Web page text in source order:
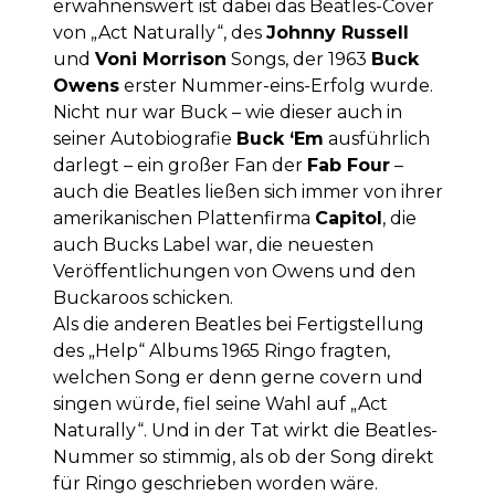
erwähnenswert ist dabei das Beatles-Cover
von „Act Naturally“, des Johnny Russell
und Voni Morrison Songs, der 1963 Buck
Owens erster Nummer-eins-Erfolg wurde.
Nicht nur war Buck – wie dieser auch in
seiner Autobiografie Buck ‘Em ausführlich
darlegt – ein großer Fan der Fab Four –
auch die Beatles ließen sich immer von ihrer
amerikanischen Plattenfirma Capitol, die
auch Bucks Label war, die neuesten
Veröffentlichungen von Owens und den
Buckaroos schicken.
Als die anderen Beatles bei Fertigstellung
des „Help“ Albums 1965 Ringo fragten,
welchen Song er denn gerne covern und
singen würde, fiel seine Wahl auf „Act
Naturally“. Und in der Tat wirkt die Beatles-
Nummer so stimmig, als ob der Song direkt
für Ringo geschrieben worden wäre.